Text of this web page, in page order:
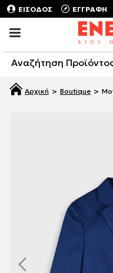
ΕΙΣΟΔΟΣ ΕΓΓΡΑΦΗ
Boutique